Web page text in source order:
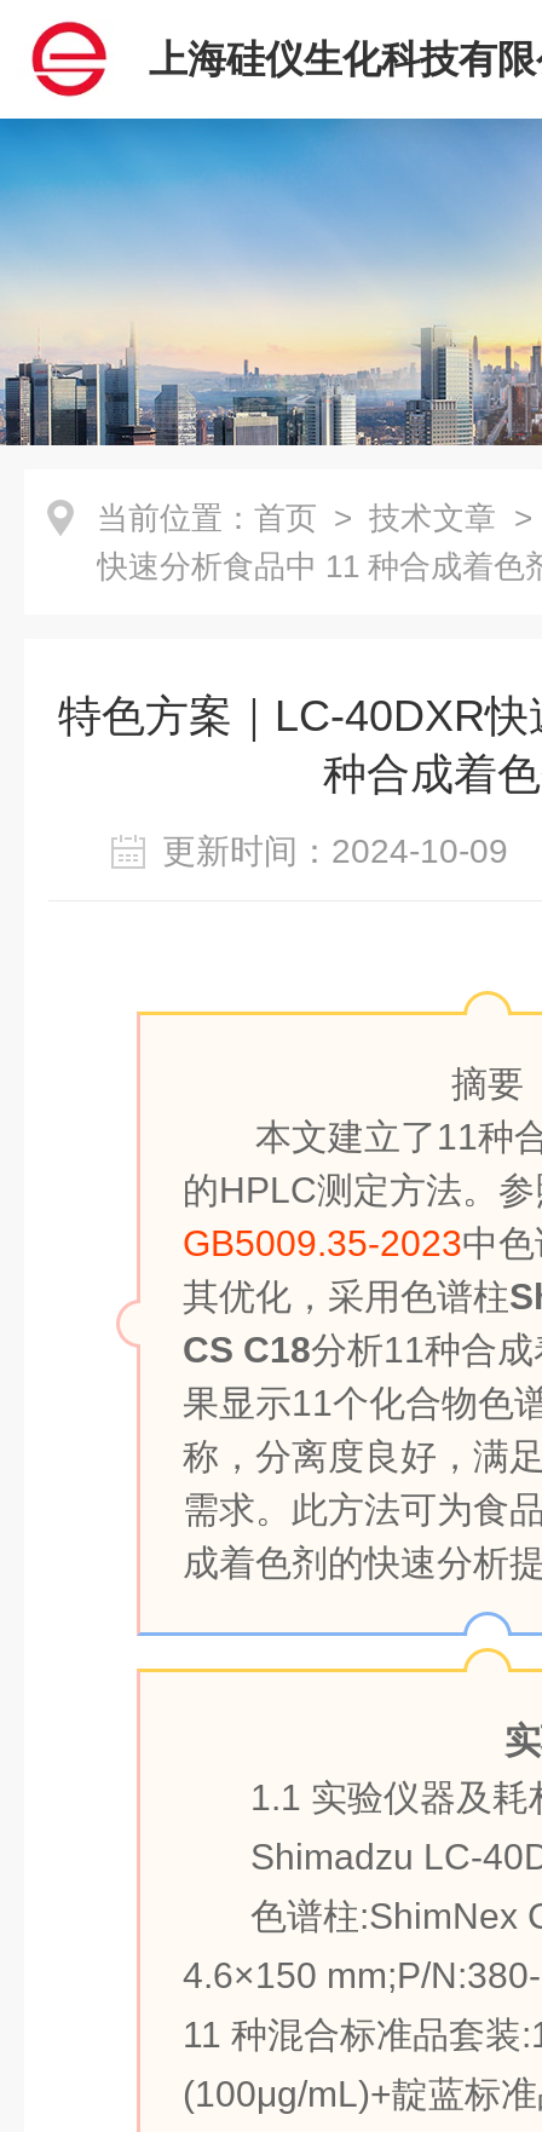
上海硅仪生化科技有
当前位置： 首页 > 技术文章 >
快速分析食品中 11 种合成着色
特色方案｜LC-40DXR
种合成着
更新时间：2024-10-
摘要
本文建立了11种
的HPLC测定方法。
GB5009.35-2023中
其优化，采用色谱柱
CS C18分析11种合
果显示11个化合物色
称，分离度良好，满
需求。此方法可为食
成着色剂的快速分析
1.1 实验仪器及耗
Shimadzu LC-
色谱柱:ShimNex
4.6×150 mm;P/
11 种混合标准品套装
(100μg/mL)+靛蓝标